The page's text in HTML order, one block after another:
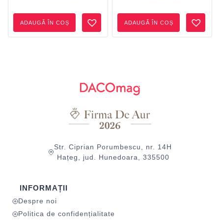
ADAUGĂ ÎN COȘ ADAUGĂ ÎN COȘ
Str. Ciprian Porumbescu, nr. 14H
Hațeg, jud. Hunedoara, 335500
INFORMAȚII
Despre noi
Politica de confidențialitate